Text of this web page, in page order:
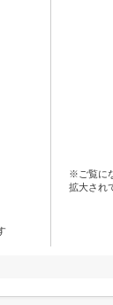
※ご覧に
拡大され